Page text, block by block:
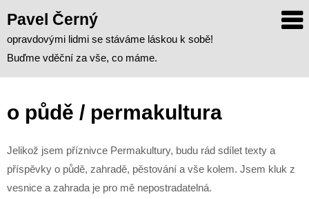
to
content
Pavel Černý
opravdovými lidmi se stáváme láskou k sobě!
Buďme vděční za vše, co máme.
o půdě / permakultura
Jelikož jsem příznivce Permakultury, budu rád sdílet texty a
příspěvky o půdě, zahradě, pěstování a vše kolem. Jsem kluk z
vesnice a zahrada je pro mě nepostradatelná.